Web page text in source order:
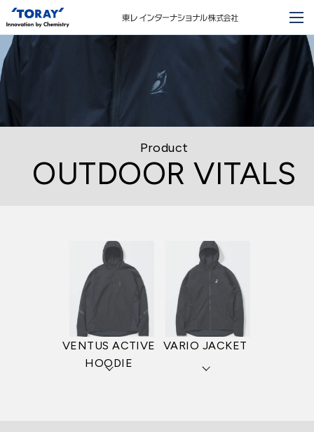
Product
OUTDOOR VITALS
VENTUS ACTIVE
HOODIE
VARIO JACKET